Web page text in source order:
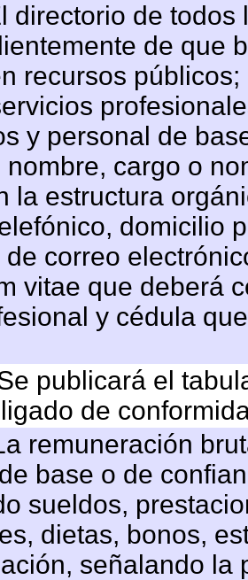
directorio de
de que
recursos
y personal de
nombre, cargo o
la estructura
domicilio
correo
vitae que deberá
y cédula
publicará el
de
remuneración
base o de
sueldos,
dietas, bonos,
señalando la